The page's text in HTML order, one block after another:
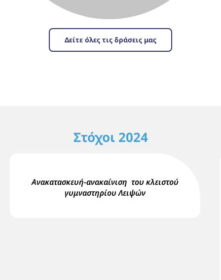
Δείτε όλες τις δράσεις μας
Στόχοι 2024
Ανακατασκευή-ανακαίνιση του κλειστού
γυμναστηρίου Λειψών